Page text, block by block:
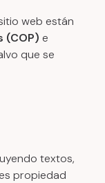
web están
(COP) e
que se
textos,
propiedad